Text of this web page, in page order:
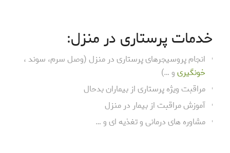
خدمات پرستاری در منزل:
انجام پروسیجرهای پرستاری در منزل (وصل سرم، سوند ،
خونگیریو …)
مراقبت ویژه پرستاری از بیماران بدحال
آموزش مراقبت از بیمار در منزل
مشاوره های درمانی و تغذیه ای و …